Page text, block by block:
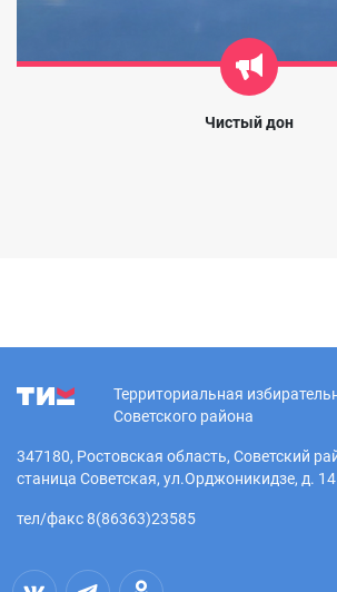
Чистый дон
Территориальная
Советского района
347180, Ростовская область, Советский
станица Советская, ул.Орджоникидзе, д. 14
тел/факс 8(86363)23585